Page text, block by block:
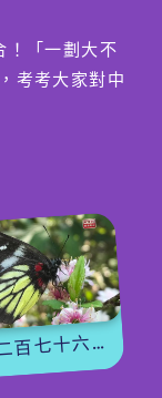
！「一劃大不
考考大家對中
得BobieLand
六集 - 【嘉賓來了】 蝴蝶專家